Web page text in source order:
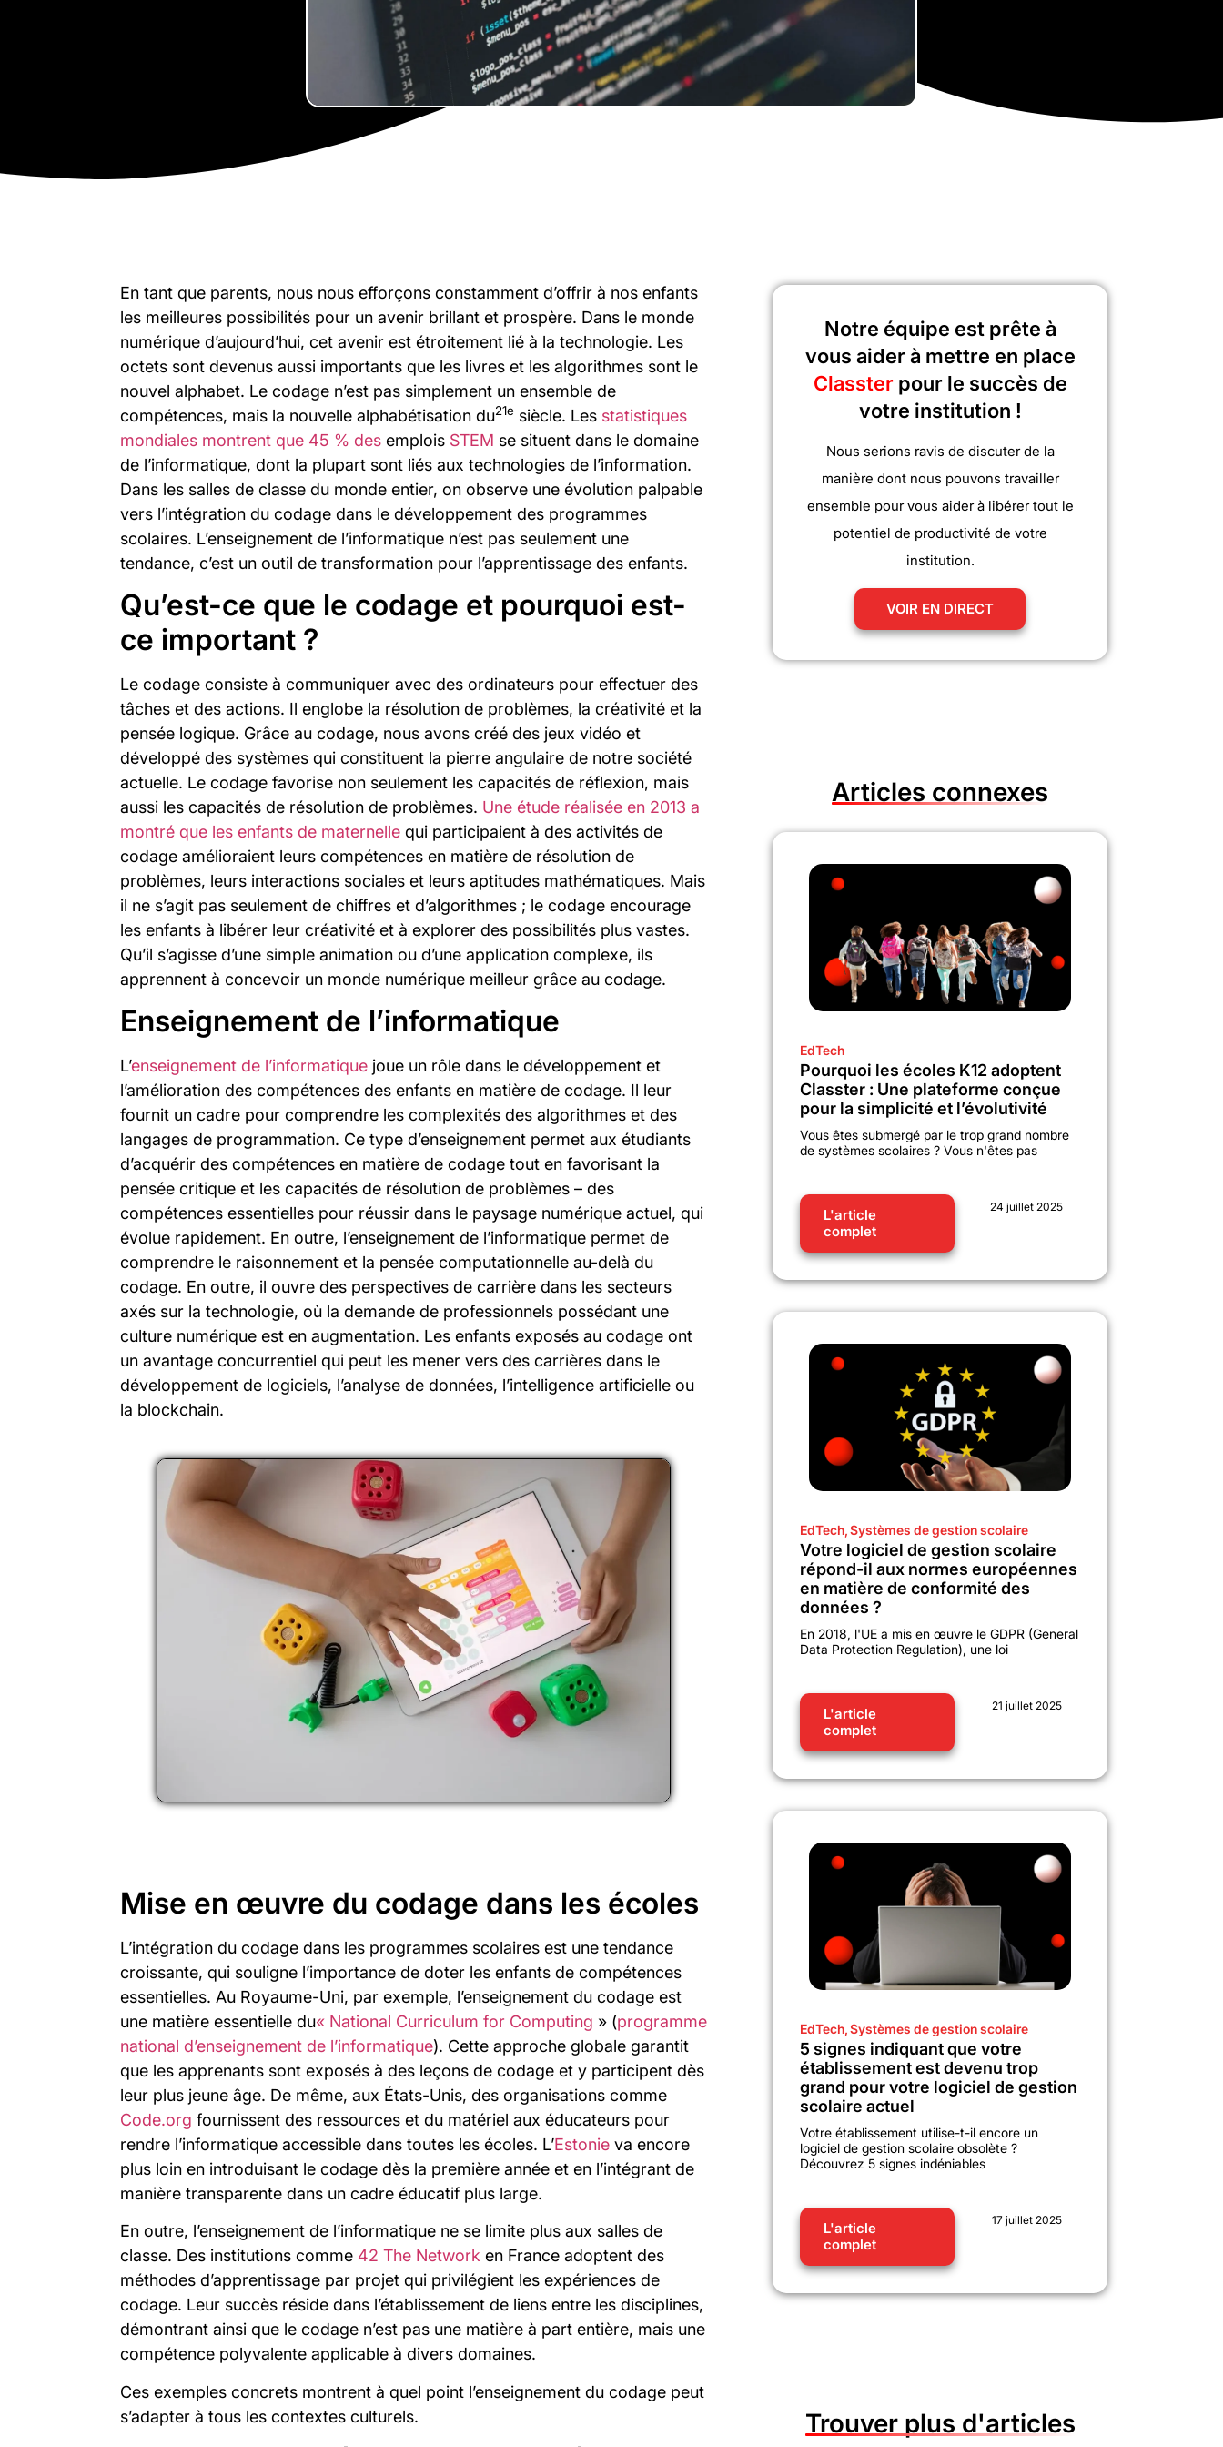
En tant que parents, nous nous efforçons constamment d’offrir à nos enfants
les meilleures possibilités pour un avenir brillant et prospère. Dans le monde
numérique d’aujourd’hui, cet avenir est étroitement lié à la technologie. Les
octets sont devenus aussi importants que les livres et les algorithmes sont le
nouvel alphabet. Le codage n’est pas simplement un ensemble de
compétences, mais la nouvelle alphabétisation du21e siècle. Les statistiques
mondiales montrent que 45 % des emplois STEM se situent dans le domaine
de l’informatique, dont la plupart sont liés aux technologies de l’information.
Dans les salles de classe du monde entier, on observe une évolution palpable
vers l’intégration du codage dans le développement des programmes
scolaires. L’enseignement de l’informatique n’est pas seulement une
tendance, c’est un outil de transformation pour l’apprentissage des enfants.
Qu’est-ce que le codage et pourquoi est-
ce important ?
Le codage consiste à communiquer avec des ordinateurs pour effectuer des
tâches et des actions. Il englobe la résolution de problèmes, la créativité et la
pensée logique. Grâce au codage, nous avons créé des jeux vidéo et
développé des systèmes qui constituent la pierre angulaire de notre société
actuelle. Le codage favorise non seulement les capacités de réflexion, mais
aussi les capacités de résolution de problèmes. Une étude réalisée en 2013 a
montré que les enfants de maternelle qui participaient à des activités de
codage amélioraient leurs compétences en matière de résolution de
problèmes, leurs interactions sociales et leurs aptitudes mathématiques. Mais
il ne s’agit pas seulement de chiffres et d’algorithmes ; le codage encourage
les enfants à libérer leur créativité et à explorer des possibilités plus vastes.
Qu’il s’agisse d’une simple animation ou d’une application complexe, ils
apprennent à concevoir un monde numérique meilleur grâce au codage.
Enseignement de l’informatique
L’enseignement de l’informatique joue un rôle dans le développement et
l’amélioration des compétences des enfants en matière de codage. Il leur
fournit un cadre pour comprendre les complexités des algorithmes et des
langages de programmation. Ce type d’enseignement permet aux étudiants
d’acquérir des compétences en matière de codage tout en favorisant la
pensée critique et les capacités de résolution de problèmes – des
compétences essentielles pour réussir dans le paysage numérique actuel, qui
évolue rapidement. En outre, l’enseignement de l’informatique permet de
comprendre le raisonnement et la pensée computationnelle au-delà du
codage. En outre, il ouvre des perspectives de carrière dans les secteurs
axés sur la technologie, où la demande de professionnels possédant une
culture numérique est en augmentation. Les enfants exposés au codage ont
un avantage concurrentiel qui peut les mener vers des carrières dans le
développement de logiciels, l’analyse de données, l’intelligence artificielle ou
la blockchain.
Mise en œuvre du codage dans les écoles
L’intégration du codage dans les programmes scolaires est une tendance
croissante, qui souligne l’importance de doter les enfants de compétences
essentielles. Au Royaume-Uni, par exemple, l’enseignement du codage est
une matière essentielle du« National Curriculum for Computing » (programme
national d’enseignement de l’informatique). Cette approche globale garantit
que les apprenants sont exposés à des leçons de codage et y participent dès
leur plus jeune âge. De même, aux États-Unis, des organisations comme
Code.org fournissent des ressources et du matériel aux éducateurs pour
rendre l’informatique accessible dans toutes les écoles. L’Estonie va encore
plus loin en introduisant le codage dès la première année et en l’intégrant de
manière transparente dans un cadre éducatif plus large.
En outre, l’enseignement de l’informatique ne se limite plus aux salles de
classe. Des institutions comme 42 The Network en France adoptent des
méthodes d’apprentissage par projet qui privilégient les expériences de
codage. Leur succès réside dans l’établissement de liens entre les disciplines,
démontrant ainsi que le codage n’est pas une matière à part entière, mais une
compétence polyvalente applicable à divers domaines.
Ces exemples concrets montrent à quel point l’enseignement du codage peut
s’adapter à tous les contextes culturels.
Notre équipe est prête à
vous aider à mettre en place
Classter pour le succès de
votre institution !
Nous serions ravis de discuter de la
manière dont nous pouvons travailler
ensemble pour vous aider à libérer tout le
potentiel de productivité de votre
institution.
VOIR EN DIRECT
Articles connexes
EdTech
Pourquoi les écoles K12 adoptent
Classter : Une plateforme conçue
pour la simplicité et l’évolutivité
Vous êtes submergé par le trop grand nombre
de systèmes scolaires ? Vous n'êtes pas
L'article
complet
24 juillet 2025
EdTech,Systèmes de gestion scolaire
Votre logiciel de gestion scolaire
répond-il aux normes européennes
en matière de conformité des
données ?
En 2018, l'UE a mis en œuvre le GDPR (General
Data Protection Regulation), une loi
L'article
complet
21 juillet 2025
EdTech,Systèmes de gestion scolaire
5 signes indiquant que votre
établissement est devenu trop
grand pour votre logiciel de gestion
scolaire actuel
Votre établissement utilise-t-il encore un
logiciel de gestion scolaire obsolète ?
Découvrez 5 signes indéniables
L'article
complet
17 juillet 2025
Trouver plus d'articles